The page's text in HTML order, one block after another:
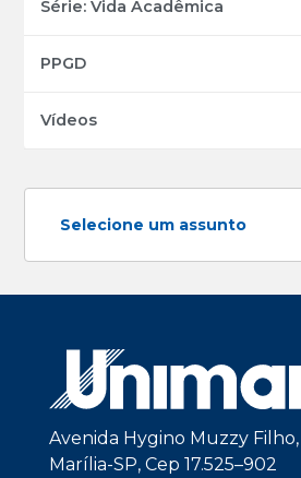
Série: Vida Acadêmica
PPGD
Vídeos
Selecione um assunto
Avenida Hygino Muzzy Filho,
Marília-SP, Cep 17.525–902